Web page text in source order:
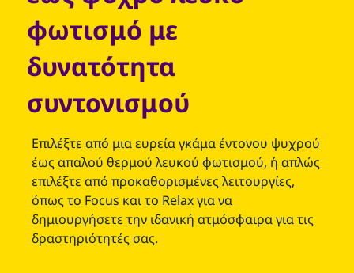
φωτισμό με
δυνατότητα
συντονισμού
Επιλέξτε από μια ευρεία γκάμα έντονου ψυχρού
έως απαλού θερμού λευκού φωτισμού, ή απλώς
επιλέξτε από προκαθορισμένες λειτουργίες,
όπως το Focus και το Relax για να
δημιουργήσετε την ιδανική ατμόσφαιρα για τις
δραστηριότητές σας.